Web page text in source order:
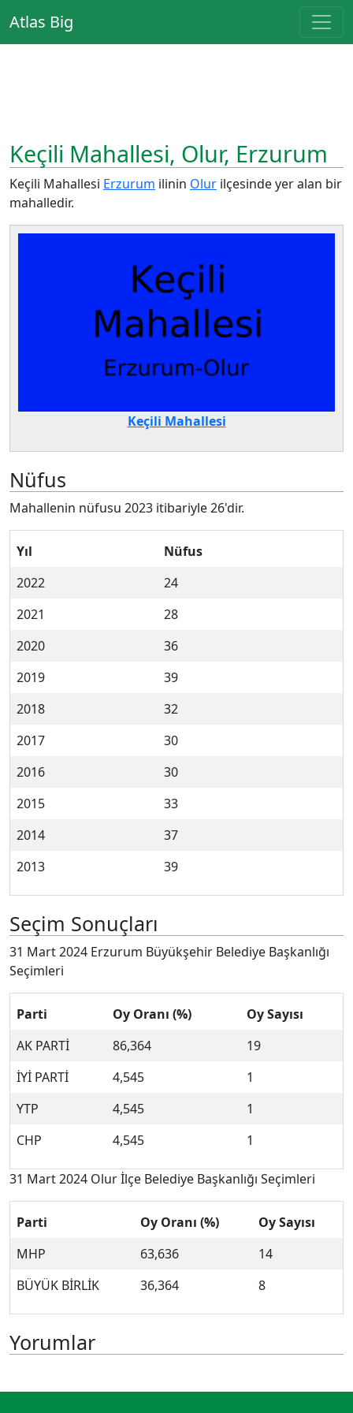
Atlas Big
Keçili Mahallesi, Olur, Erzurum
Keçili Mahallesi Erzurum ilinin Olur ilçesinde yer alan bir
mahalledir.
Keçili Mahallesi
Nüfus
Mahallenin nüfusu 2023 itibariyle 26'dir.
Yıl
Nüfus
2022
24
2021
28
2020
36
2019
39
2018
32
2017
30
2016
30
2015
33
2014
37
2013
39
Seçim Sonuçları
31 Mart 2024 Erzurum Büyükşehir Belediye Başkanlığı
Seçimleri
Parti Oy Oranı (%)
Oy Sayısı
AK PARTİ
86,364
19
İYİ PARTİ
4,545
1
YTP
4,545
1
CHP
4,545 1
31 Mart 2024 Olur İlçe Belediye Başkanlığı Seçimleri
Parti Oy Oranı (%)
Oy Sayısı
MHP
63,636
14
BÜYÜK BİRLİK
36,364 8
Yorumlar